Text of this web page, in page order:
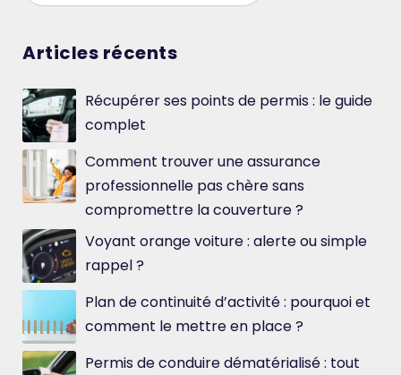
Ok
Articles récents
Récupérer ses points de permis : le guide
complet
Comment trouver une assurance
professionnelle pas chère sans
compromettre la couverture ?
Voyant orange voiture : alerte ou simple
rappel ?
Plan de continuité d’activité : pourquoi et
comment le mettre en place ?
Permis de conduire dématérialisé : tout